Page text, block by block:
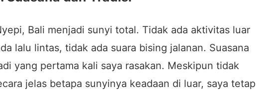
Bali menjadi sunyi total. Tidak ada aktivitas luar
lalu lintas, tidak ada suara bising jalanan. Suasana
yang pertama kali saya rasakan. Meskipun tidak
jelas betapa sunyinya keadaan di luar, saya tetap